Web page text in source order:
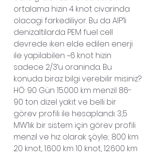
ortalama hizin 4 knot civarinda
olacagi farkediliyor. Bu da AIP’li
denizaltilarda PEM fuel cell
devrede iken elde edilen enerji
ile yapilabilen ~6 knot hizin
sadece 2/3’u oraninda. Bu
konuda biraz bilgi verebilir misiniz?
HÖ: 90 Gün 15.000 km menzil 86-
90 ton dizel yakıt ve belli bir
görev profili ile hesaplandı. 3,5
MW’lık bir sistem için görev profili
menzil ve hız olarak şöyle; 800 km
20 knot, 1.600 km 10 knot, 12.600 km